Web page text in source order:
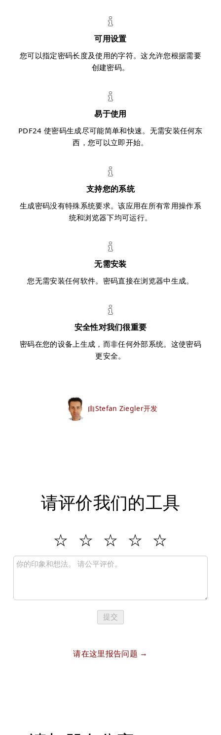
可用设置
您可以指定密码长度及使用的字符。这允许您根据需要
创建密码。
易于使用
PDF24 使密码生成尽可能简单和快速。无需安装任何东
西，您可以立即开始。
支持您的系统
生成密码没有特殊系统要求。该应用在所有常用操作系
统和浏览器下均可运行。
无需安装
您无需安装任何软件。密码直接在浏览器中生成。
安全性对我们很重要
密码在您的设备上生成，而非任何外部系统。这使密码
更安全。
由Stefan Ziegler开发
请评价我们的工具
提交
请在这里报告问题